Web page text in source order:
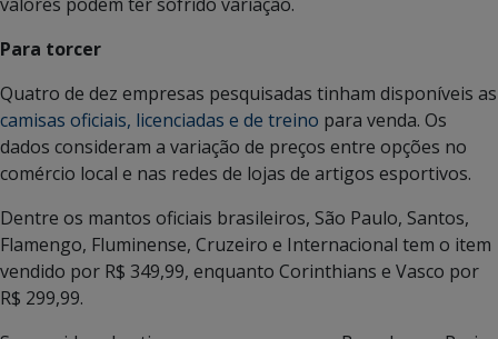
Para torcer
Quatro de dez empresas pesquisadas tinham disponíveis as
camisas oficiais, licenciadas e de treino para venda. Os
dados consideram a variação de preços entre opções no
comércio local e nas redes de lojas de artigos esportivos.
Dentre os mantos oficiais brasileiros, São Paulo, Santos,
Flamengo, Fluminense, Cruzeiro e Internacional tem o item
vendido por R$ 349,99, enquanto Corinthians e Vasco por
R$ 299,99.